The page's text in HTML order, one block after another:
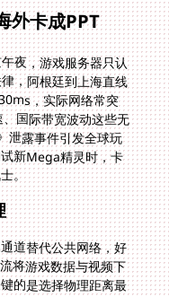
外卡成PPT
夜，游戏服务器只认
，阿根廷到上海直线
，实际网络常突
国际带宽波动这些无
泄露事件引发全球玩
新Mega精灵时，卡
。
道替代公共网络，好
将游戏数据与视频下
的是选择物理距离最
西节点延迟80ms，
延迟能压到40ms以
源》时，选对线路比